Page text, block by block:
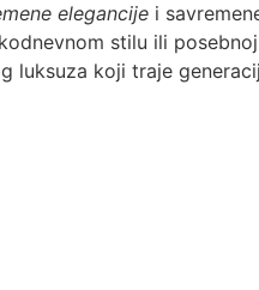
elegancije i
stilu ili
luksuza koji traje